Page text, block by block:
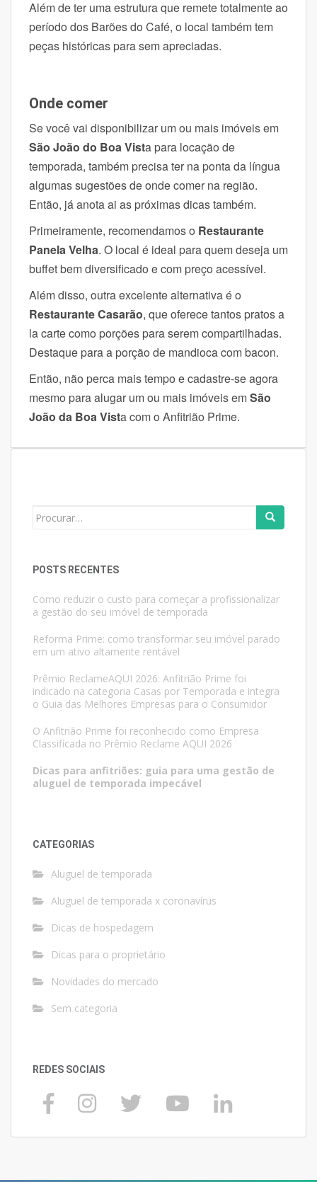
Além de ter uma estrutura que remete totalmente ao
período dos Barões do Café, o local também tem
peças históricas para sem apreciadas.
Onde comer
Se você vai disponibilizar um ou mais imóveis em
São João do Boa Vista para locação de
temporada, também precisa ter na ponta da língua
algumas sugestões de onde comer na região.
Então, já anota ai as próximas dicas também.
Primeiramente, recomendamos o Restaurante
Panela Velha. O local é ideal para quem deseja um
buffet bem diversificado e com preço acessível.
Além disso, outra excelente alternativa é o
Restaurante Casarão, que oferece tantos pratos a
la carte como porções para serem compartilhadas.
Destaque para a porção de mandioca com bacon.
Então, não perca mais tempo e cadastre-se agora
mesmo para alugar um ou mais imóveis emSão
João da Boa Vista com o Anfitrião Prime.
Search
POSTS RECENTES
Como reduzir o custo para começar a profissionalizar
a gestão do seu imóvel de temporada
Reforma Prime: como transformar seu imóvel parado
em um ativo altamente rentável
Prêmio ReclameAQUI 2026: Anfitrião Prime foi
indicado na categoria Casas por Temporada e integra
o Guia das Melhores Empresas para o Consumidor
O Anfitrião Prime foi reconhecido como Empresa
Classificada no Prêmio Reclame AQUI 2026
Dicas para anfitriões: guia para uma gestão de
aluguel de temporada impecável
CATEGORIAS
Aluguel de temporada
Aluguel de temporada x coronavírus
Dicas de hospedagem
Dicas para o proprietário
Novidades do mercado
Sem categoria
REDES SOCIAIS